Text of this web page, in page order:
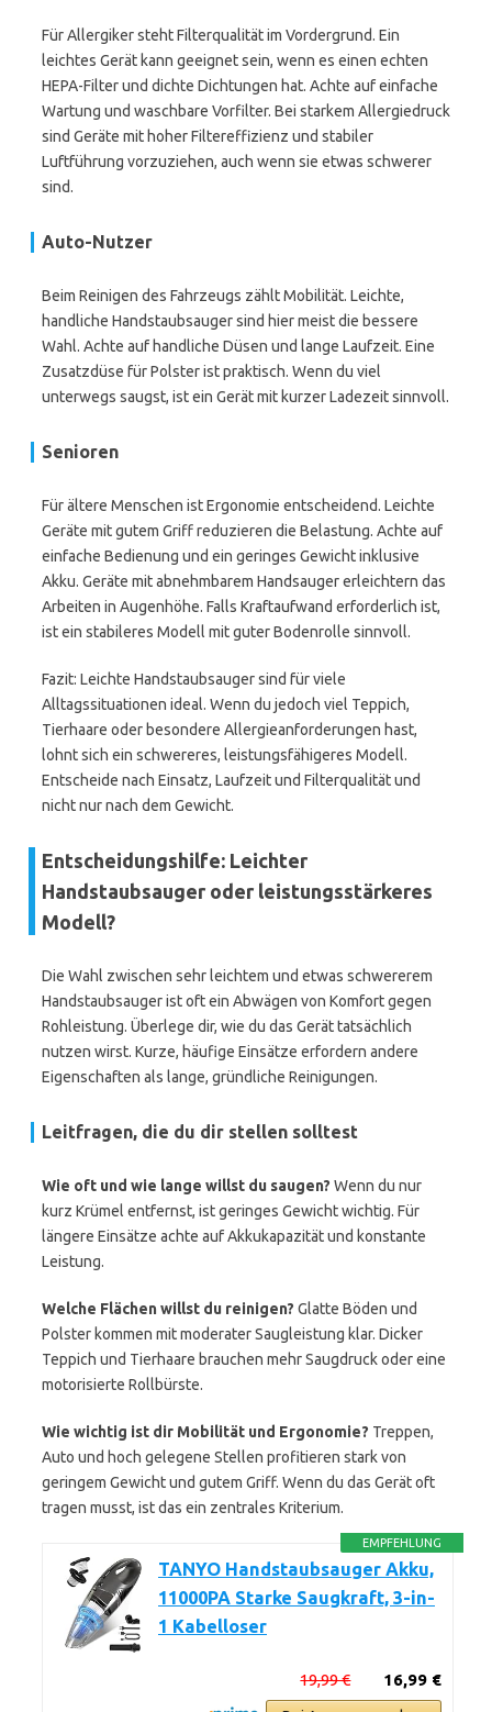
Für Allergiker steht Filterqualität im Vordergrund. Ein
leichtes Gerät kann geeignet sein, wenn es einen echten
HEPA-Filter und dichte Dichtungen hat. Achte auf einfache
Wartung und waschbare Vorfilter. Bei starkem Allergiedruck
sind Geräte mit hoher Filtereffizienz und stabiler
Luftführung vorzuziehen, auch wenn sie etwas schwerer
sind.
Auto-Nutzer
Beim Reinigen des Fahrzeugs zählt Mobilität. Leichte,
handliche Handstaubsauger sind hier meist die bessere
Wahl. Achte auf handliche Düsen und lange Laufzeit. Eine
Zusatzdüse für Polster ist praktisch. Wenn du viel
unterwegs saugst, ist ein Gerät mit kurzer Ladezeit sinnvoll.
Senioren
Für ältere Menschen ist Ergonomie entscheidend. Leichte
Geräte mit gutem Griff reduzieren die Belastung. Achte auf
einfache Bedienung und ein geringes Gewicht inklusive
Akku. Geräte mit abnehmbarem Handsauger erleichtern das
Arbeiten in Augenhöhe. Falls Kraftaufwand erforderlich ist,
ist ein stabileres Modell mit guter Bodenrolle sinnvoll.
Fazit: Leichte Handstaubsauger sind für viele
Alltagssituationen ideal. Wenn du jedoch viel Teppich,
Tierhaare oder besondere Allergieanforderungen hast,
lohnt sich ein schwereres, leistungsfähigeres Modell.
Entscheide nach Einsatz, Laufzeit und Filterqualität und
nicht nur nach dem Gewicht.
Entscheidungshilfe: Leichter
Handstaubsauger oder leistungsstärkeres
Modell?
Die Wahl zwischen sehr leichtem und etwas schwererem
Handstaubsauger ist oft ein Abwägen von Komfort gegen
Rohleistung. Überlege dir, wie du das Gerät tatsächlich
nutzen wirst. Kurze, häufige Einsätze erfordern andere
Eigenschaften als lange, gründliche Reinigungen.
Leitfragen, die du dir stellen solltest
Wie oft und wie lange willst du saugen? Wenn du nur
kurz Krümel entfernst, ist geringes Gewicht wichtig. Für
längere Einsätze achte auf Akkukapazität und konstante
Leistung.
Welche Flächen willst du reinigen? Glatte Böden und
Polster kommen mit moderater Saugleistung klar. Dicker
Teppich und Tierhaare brauchen mehr Saugdruck oder eine
motorisierte Rollbürste.
Wie wichtig ist dir Mobilität und Ergonomie? Treppen,
Auto und hoch gelegene Stellen profitieren stark von
geringem Gewicht und gutem Griff. Wenn du das Gerät oft
tragen musst, ist das ein zentrales Kriterium.
EMPFEHLUNG
TANYO Handstaubsauger Akku,
11000PA Starke Saugkraft, 3-in-
1 Kabelloser
16,99 €
19,99 €